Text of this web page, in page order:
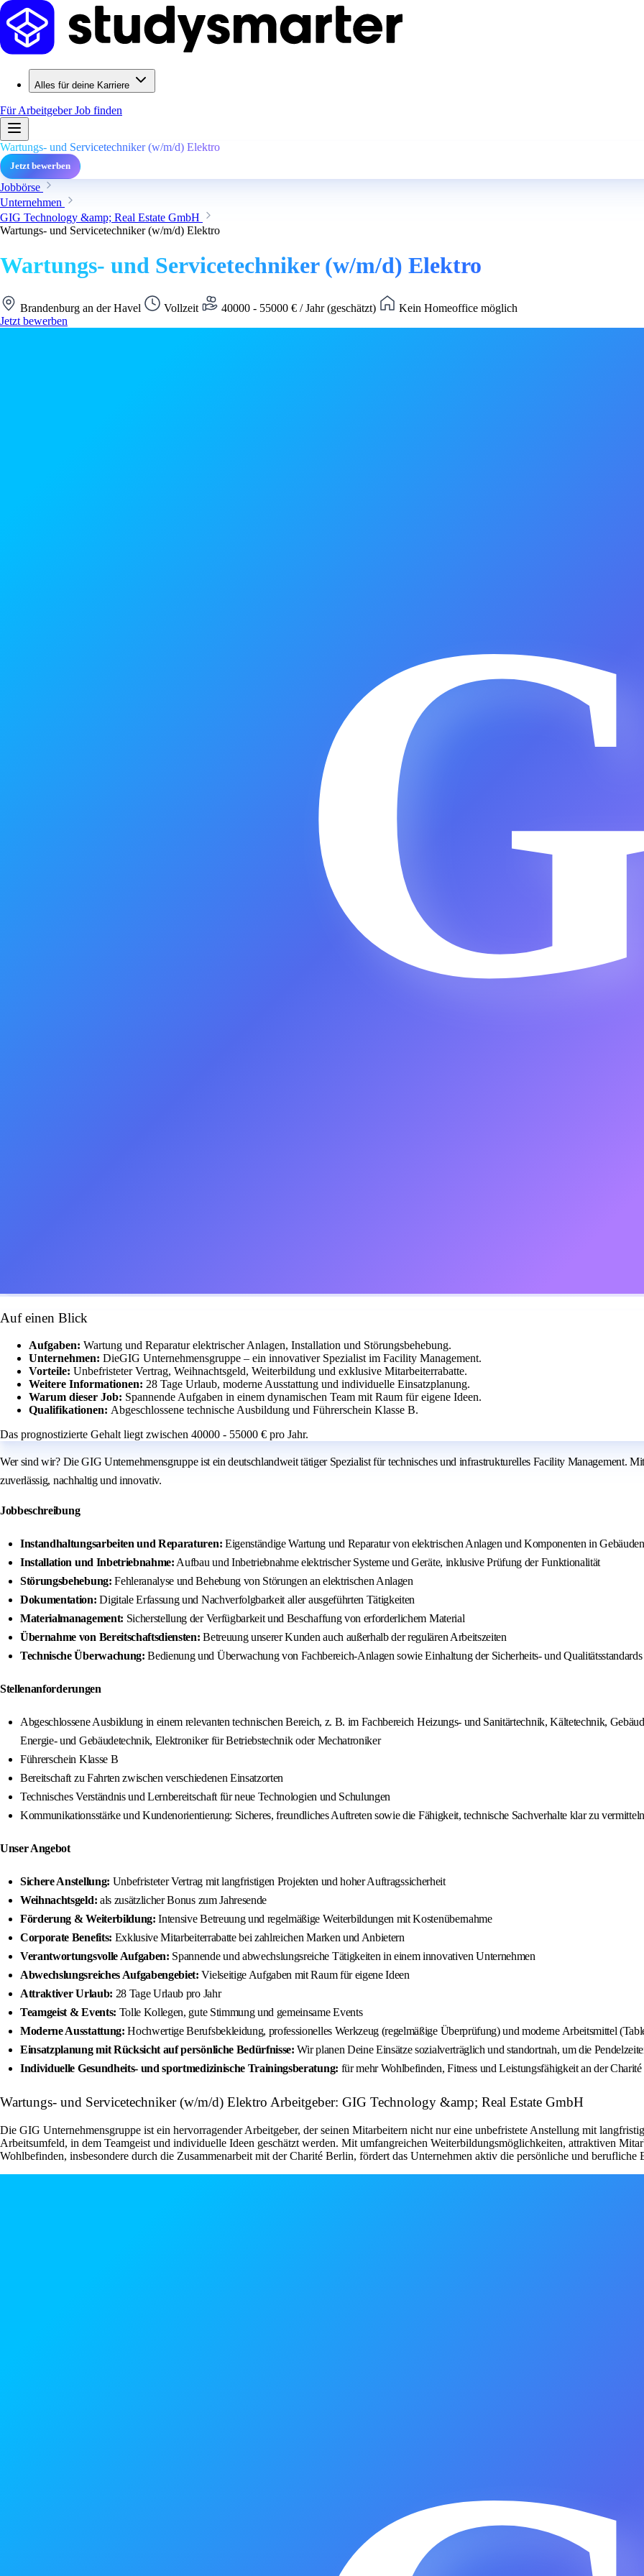
Alles für deine Karriere
Für ArbeitgeberJob finden
Wartungs- und Servicetechniker (w/m/d) Elektro
Jetzt bewerben
Jobbörse
Unternehmen
GIG Technology &amp; Real Estate GmbH
Wartungs- und Servicetechniker (w/m/d) Elektro
Wartungs- und Servicetechniker (w/m/d) Elektro
Brandenburg an der Havel Vollzeit 40000 - 55000 € / Jahr (geschätzt)
Kein Homeoffice möglich
Jetzt bewerben
Auf einen Blick
Aufgaben: Wartung und Reparatur elektrischer Anlagen, Installation und Störungsbehebung.
Unternehmen: DieGIG Unternehmensgruppe – ein innovativer Spezialist im Facility Management.
Vorteile: Unbefristeter Vertrag, Weihnachtsgeld, Weiterbildung und exklusive Mitarbeiterrabatte.
Weitere Informationen: 28 Tage Urlaub, moderne Ausstattung und individuelle Einsatzplanung.
Warum dieser Job: Spannende Aufgaben in einem dynamischen Team mit Raum für eigene Ideen.
Qualifikationen: Abgeschlossene technische Ausbildung und Führerschein Klasse B.
Das prognostizierte Gehalt liegt zwischen 40000 - 55000 € pro Jahr.
Wer sind wir? Die GIG Unternehmensgruppe ist ein deutschlandweit tätiger Spezialist für technisches und infrastrukturelles Facility Management.
zuverlässig, nachhaltig und innovativ.
Jobbeschreibung
Instandhaltungsarbeiten und Reparaturen: Eigenständige Wartung und Reparatur von elektrischen Anlagen und Komponenten in Gebäuden
Installation und Inbetriebnahme: Aufbau und Inbetriebnahme elektrischer Systeme und Geräte, inklusive Prüfung der Funktionalität
Störungsbehebung: Fehleranalyse und Behebung von Störungen an elektrischen Anlagen
Dokumentation: Digitale Erfassung und Nachverfolgbarkeit aller ausgeführten Tätigkeiten
Materialmanagement: Sicherstellung der Verfügbarkeit und Beschaffung von erforderlichem Material
Übernahme von Bereitschaftsdiensten: Betreuung unserer Kunden auch außerhalb der regulären Arbeitszeiten
Technische Überwachung: Bedienung und Überwachung von Fachbereich-Anlagen sowie Einhaltung der Sicherheits- und Qualitätsstandards
Stellenanforderungen
Abgeschlossene Ausbildung in einem relevanten technischen Bereich, z. B. im Fachbereich Heizungs- und Sanitärtechnik, Kältetechnik,
Energie- und Gebäudetechnik, Elektroniker für Betriebstechnik oder Mechatroniker
Führerschein Klasse B
Bereitschaft zu Fahrten zwischen verschiedenen Einsatzorten
Technisches Verständnis und Lernbereitschaft für neue Technologien und Schulungen
Kommunikationsstärke und Kundenorientierung: Sicheres, freundliches Auftreten sowie die Fähigkeit, technische Sachverhalte klar zu vermitteln
Unser Angebot
Sichere Anstellung: Unbefristeter Vertrag mit langfristigen Projekten und hoher Auftragssicherheit
Weihnachtsgeld: als zusätzlicher Bonus zum Jahresende
Förderung & Weiterbildung: Intensive Betreuung und regelmäßige Weiterbildungen mit Kostenübernahme
Corporate Benefits: Exklusive Mitarbeiterrabatte bei zahlreichen Marken und Anbietern
Verantwortungsvolle Aufgaben: Spannende und abwechslungsreiche Tätigkeiten in einem innovativen Unternehmen
Abwechslungsreiches Aufgabengebiet: Vielseitige Aufgaben mit Raum für eigene Ideen
Attraktiver Urlaub: 28 Tage Urlaub pro Jahr
Teamgeist & Events: Tolle Kollegen, gute Stimmung und gemeinsame Events
Moderne Ausstattung: Hochwertige Berufsbekleidung, professionelles Werkzeug (regelmäßige Überprüfung) und moderne Arbeitsmittel
Einsatzplanung mit Rücksicht auf persönliche Bedürfnisse: Wir planen Deine Einsätze sozialverträglich und standortnah, um die
Individuelle Gesundheits- und sportmedizinische Trainingsberatung: für mehr Wohlbefinden, Fitness und Leistungsfähigkeit an der
Wartungs- und Servicetechniker (w/m/d) Elektro Arbeitgeber: GIG Technology &amp; Real Estate GmbH
Die GIG Unternehmensgruppe ist ein hervorragender Arbeitgeber, der seinen Mitarbeitern nicht nur eine unbefristete Anstellung mit
Arbeitsumfeld, in dem Teamgeist und individuelle Ideen geschätzt werden. Mit umfangreichen Weiterbildungsmöglichkeiten, attraktiven
Wohlbefinden, insbesondere durch die Zusammenarbeit mit der Charité Berlin, fördert das Unternehmen aktiv die persönliche und